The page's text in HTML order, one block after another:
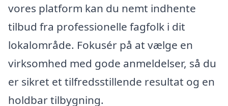
vores platform kan du nemt indhente
tilbud fra professionelle fagfolk i dit
lokalområde. Fokusér på at vælge en
virksomhed med gode anmeldelser, så du
er sikret et tilfredsstillende resultat og en
holdbar tilbygning.